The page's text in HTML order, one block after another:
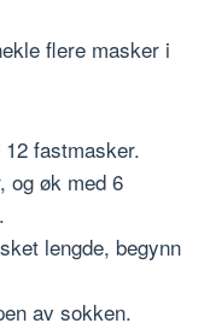
flere masker i
fastmasker.
og øk med 6
lengde, begynn
av sokken.